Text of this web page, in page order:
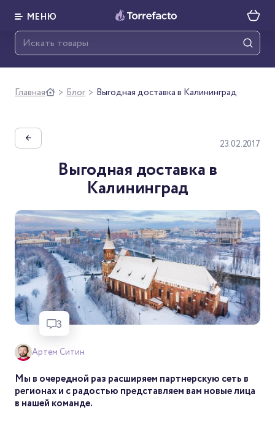
МЕНЮ
Главная > Блог > Выгодная доставка в Калининград
← 23.02.2017
Выгодная доставка в
Калининград
3
Артем Ситин
Мы в очередной раз расширяем партнерскую сеть в
регионах и с радостью представляем вам новые лица
в нашей команде.